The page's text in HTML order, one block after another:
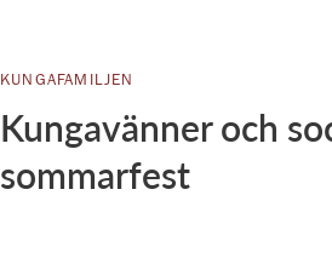
KUNGAFAMILJEN
Kungavänner och
sommarfest